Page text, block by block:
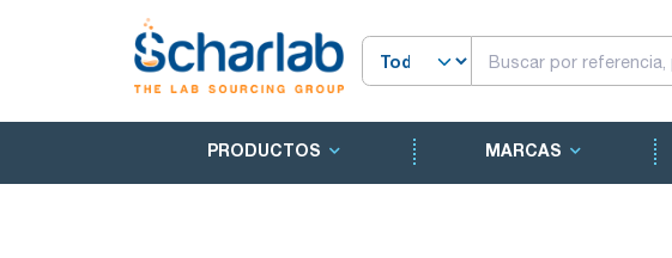
PRODUCTOS MARCAS